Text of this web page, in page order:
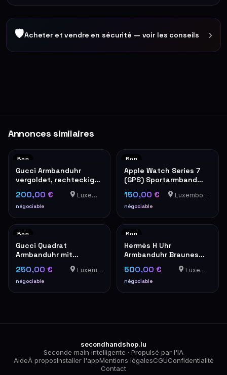
🛡Acheter et vendre en sécurité — voir les conseils ›
Annonces similaires
Bon
Gucci Armbanduhr
vergoldet, rechteckiges
200,00 €
négociable
Luxemburg
Bon
Apple Watch Series 7
(GPS) Sportarmband
150,00 €
négociable
Luxembourg-Cents
Bon
Gucci Quadrat
Armbanduhr mit
250,00 €
négociable
Luxemburg
Bon
Hermès H Uhr
Armbanduhr Braunes
500,00 €
négociable
Luxemburg
secondhandshop.lu
Seconde main intelligente · Propulsé par l'IA
AideÀ proposInstaller l'appMentions légalesCGUConfidentialité
Contact